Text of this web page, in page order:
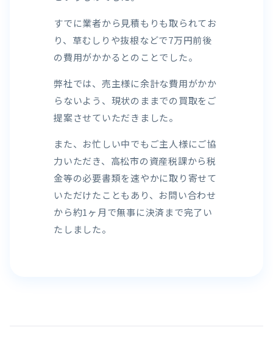
すでに業者から見積もりも取られてお
り、草むしりや抜根などで7万円前後
の費用がかかるとのことでした。
弊社では、売主様に余計な費用がかか
らないよう、現状のままでの買取をご
提案させていただきました。
また、お忙しい中でもご主人様にご協
力いただき、高松市の資産税課から税
金等の必要書類を速やかに取り寄せて
いただけたこともあり、お問い合わせ
から約1ヶ月で無事に決済まで完了い
たしました。